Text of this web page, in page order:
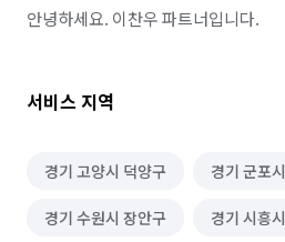
안녕하세요. 이찬우 파트너입니다.
서비스 지역
경기 고양시 덕양구 경기 군포시
경기 수원시 장안구 경기 시흥시